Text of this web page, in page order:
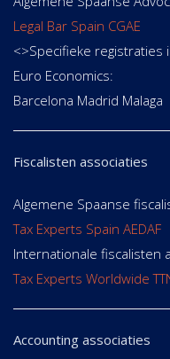
Legal Bar Spain CGAE
<>Specifieke registraties
Euro Economics:
Barcelona Madrid Malaga
Fiscalisten associaties
Algemene Spaanse
Tax Experts Spain AEDAF
Internationale fiscalisten
Tax Experts Worldwide
Accounting associaties